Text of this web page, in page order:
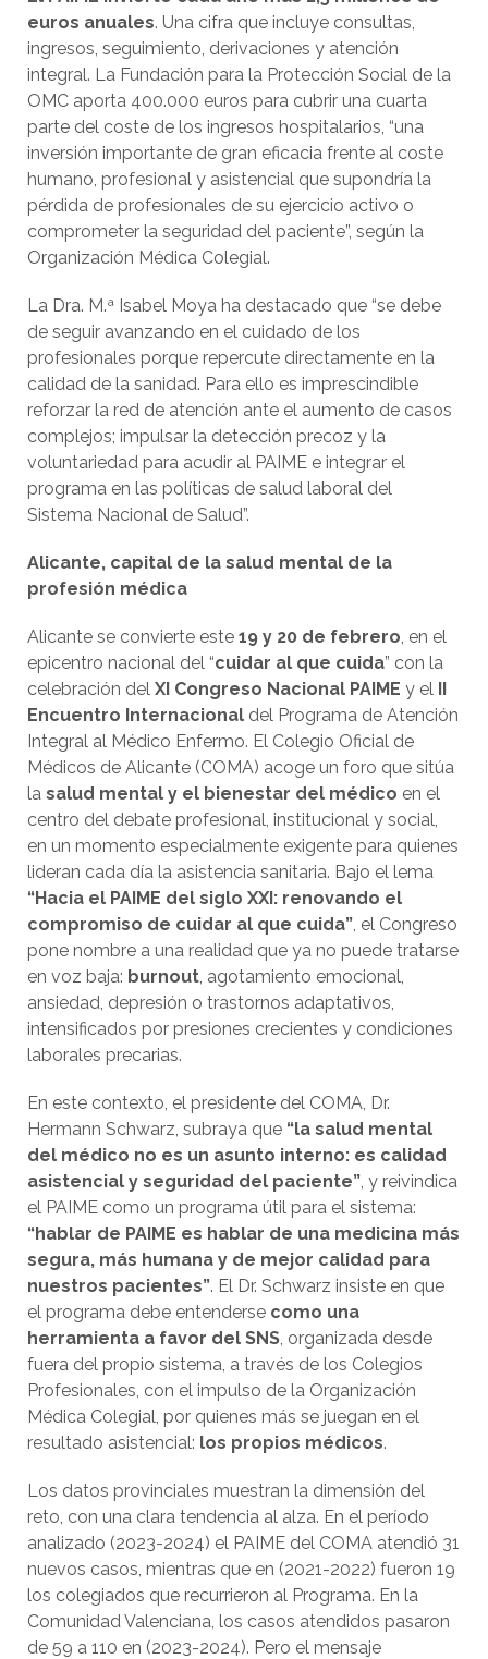
euros anuales. Una cifra que incluye consultas,
ingresos, seguimiento, derivaciones y atención
integral. La Fundación para la Protección Social de la
OMC aporta 400.000 euros para cubrir una cuarta
parte del coste de los ingresos hospitalarios, “una
inversión importante de gran eficacia frente al coste
humano, profesional y asistencial que supondría la
pérdida de profesionales de su ejercicio activo o
comprometer la seguridad del paciente”, según la
Organización Médica Colegial.
La Dra. M.ª Isabel Moya ha destacado que “se debe
de seguir avanzando en el cuidado de los
profesionales porque repercute directamente en la
calidad de la sanidad. Para ello es imprescindible
reforzar la red de atención ante el aumento de casos
complejos; impulsar la detección precoz y la
voluntariedad para acudir al PAIME e integrar el
programa en las políticas de salud laboral del
Sistema Nacional de Salud”.
Alicante, capital de la salud mental de la
profesión médica
Alicante se convierte este 19 y 20 de febrero, en el
epicentro nacional del “cuidar al que cuida” con la
celebración del XI Congreso Nacional PAIME y el II
Encuentro Internacional del Programa de Atención
Integral al Médico Enfermo. El Colegio Oficial de
Médicos de Alicante (COMA) acoge un foro que sitúa
la salud mental y el bienestar del médico en el
centro del debate profesional, institucional y social,
en un momento especialmente exigente para quienes
lideran cada día la asistencia sanitaria. Bajo el lema
“Hacia el PAIME del siglo XXI: renovando el
compromiso de cuidar al que cuida”, el Congreso
pone nombre a una realidad que ya no puede tratarse
en voz baja: burnout, agotamiento emocional,
ansiedad, depresión o trastornos adaptativos,
intensificados por presiones crecientes y condiciones
laborales precarias.
En este contexto, el presidente del COMA, Dr.
Hermann Schwarz, subraya que “la salud mental
del médico no es un asunto interno: es calidad
asistencial y seguridad del paciente”, y reivindica
el PAIME como un programa útil para el sistema:
“hablar de PAIME es hablar de una medicina más
segura, más humana y de mejor calidad para
nuestros pacientes”. El Dr. Schwarz insiste en que
el programa debe entenderse como una
herramienta a favor del SNS, organizada desde
fuera del propio sistema, a través de los Colegios
Profesionales, con el impulso de la Organización
Médica Colegial, por quienes más se juegan en el
resultado asistencial: los propios médicos.
Los datos provinciales muestran la dimensión del
reto, con una clara tendencia al alza. En el período
analizado (2023-2024) el PAIME del COMA atendió 31
nuevos casos, mientras que en (2021-2022) fueron 19
los colegiados que recurrieron al Programa. En la
Comunidad Valenciana, los casos atendidos pasaron
de 59 a 110 en (2023-2024). Pero el mensaje